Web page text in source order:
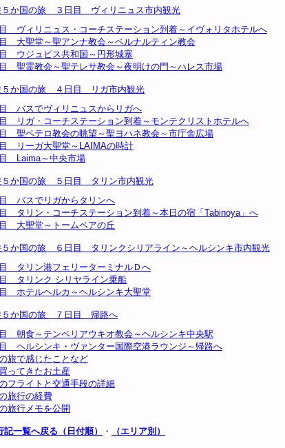
５か国の旅 ３日目 ヴィリニュス市内観光
ヴィリニュス・コーチステーション到着～イヴォリタホテルへ
大聖堂～聖アンナ教会～ベルナルティン教会
ウジュピス共和国～円形城塞
聖霊教会～聖テレサ教会～夜明けの門～ハレス市場
５か国の旅 ４日目 リガ市内観光
バスでヴィリニュスからリガへ
リガ・コーチステーション到着～モンテクリストホテルへ
聖ペテロ教会の眺望～聖ヨハネ教会～市庁舎広場
リーガ大聖堂～LAIMAの時計
Laima～中央市場
５か国の旅 ５日目 タリン市内観光
バスでリガからタリンへ
タリン・コーチステーション到着～本日の宿「Tabinoya」へ
大聖堂～トームペアの丘
５か国の旅 ６日目 タリンクシリアライン～ヘルシンキ市内観光
タリン港フェリーターミナルＤへ
タリンク シリヤライン乗船
ホテルヘルカ～ヘルシンキ大聖堂
５か国の旅 ７日目 帰路へ
朝食～テンペリアウキオ教会～ヘルシンキ中央駅
ヘルシンキ・ヴァンター国際空港ラウンジ～帰路へ
旅で感じたことなど
ってきたお土産
フライトと交通手段の詳細
旅行の経費
旅行メモを公開
一覧へ戻る（日付順） ・ （エリア別）